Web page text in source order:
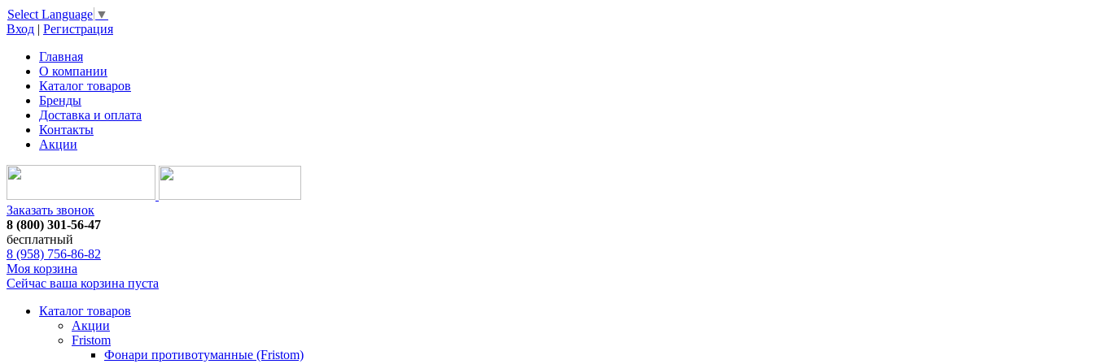
Select Language ▼
Вход | Регистрация
Главная
О компании
Каталог товаров
Бренды
Доставка и оплата
Контакты
Акции
Заказать звонок
8 (800) 301-56-47
бесплатный
8 (958) 756-86-82
Моя корзина
Сейчас ваша корзина пуста
Каталог товаров
Акции
Fristom
Фонари противотуманные (Fristom)